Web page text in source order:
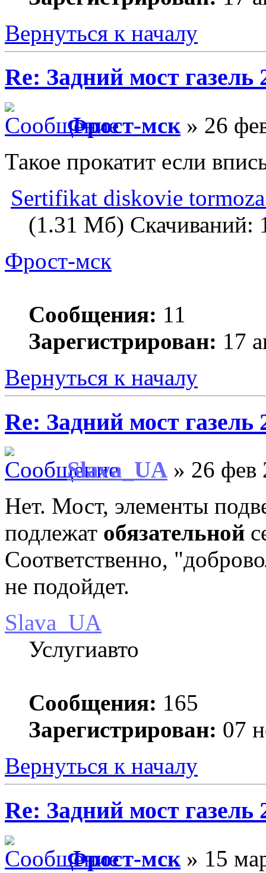
Вернуться к началу
Re: Задний мост газель
Фрост-мск» 26
Такое прокатит если
Sertifikat diskovie
(1.31 Мб) Скачиваний:
Фрост-мск
Сообщения: 11
Зарегистрирован: 17
Вернуться к началу
Re: Задний мост газель
Slava_UA » 26 фев
Нет. Мост, элементы
подлежат обязательной
Соответственно,
не подойдет.
Slava_UA
Услугиавто
Сообщения: 165
Зарегистрирован: 07
Вернуться к началу
Re: Задний мост газель
Фрост-мск» 15